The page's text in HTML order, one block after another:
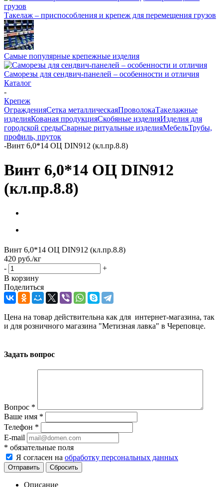
Такелаж – приспособления и крепеж для перемещения грузов
Самые популярные крепежные изделия
Саморезы для сендвич-панелей – особенности и отличия
Каталог
-
Крепеж
ОгражденияСетка металлическаяПроволокаТакелажные
изделияКованая продукцияСкобяные изделияИзделия для
городской средыСварные ритуальные изделияМебельТрубы,
профиль, пруток
-Винт 6,0*14 ОЦ DIN912 (кл.пр.8.8)
Винт 6,0*14 ОЦ DIN912
(кл.пр.8.8)
Винт 6,0*14 ОЦ DIN912 (кл.пр.8.8)
420 руб./кг
-
+
В корзину
Поделиться
Цена на товар действительна как для интернет-магазина, так
и для розничного магазина "Метизная лавка" в Череповце.
Задать вопрос
Вопрос *
Ваше имя *
Телефон *
E-mail
* обязательные поля
Я согласен на обработку персональных данных
Сбросить
Описание